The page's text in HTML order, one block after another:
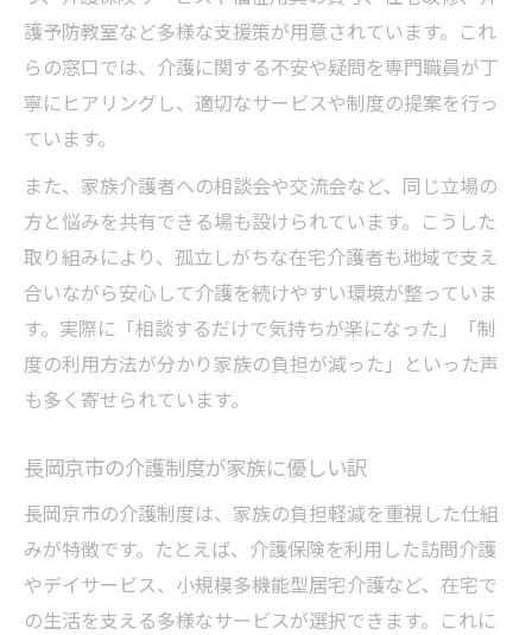
護予防教室など多様な支援策が用意されています。これ
らの窓口では、介護に関する不安や疑問を専門職員が丁
寧にヒアリングし、適切なサービスや制度の提案を行っ
ています。
また、家族介護者への相談会や交流会など、同じ立場の
方と悩みを共有できる場も設けられています。こうした
取り組みにより、孤立しがちな在宅介護者も地域で支え
合いながら安心して介護を続けやすい環境が整っていま
す。実際に「相談するだけで気持ちが楽になった」「制
度の利用方法が分かり家族の負担が減った」といった声
も多く寄せられています。
長岡京市の介護制度が家族に優しい訳
長岡京市の介護制度は、家族の負担軽減を重視した仕組
みが特徴です。たとえば、介護保険を利用した訪問介護
やデイサービス、小規模多機能型居宅介護など、在宅で
の生活を支える多様なサービスが選択できます。これに